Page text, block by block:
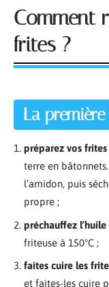
Comment
frites ?
La
préparez vos frites
terre en
l’amidon, puis
propre ;
préchauffez l’huile
friteuse à 150°C ;
faites cuire les
et faites-les cuire